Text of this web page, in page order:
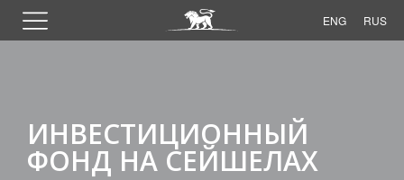
ENG RUS
ИНВЕСТИЦИОННЫЙ
ФОНД НА СЕЙШЕЛАХ